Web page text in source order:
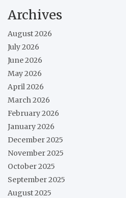
Archives
August 2026
July 2026
June 2026
May 2026
April 2026
March 2026
February 2026
January 2026
December 2025
November 2025
October 2025
September 2025
August 2025